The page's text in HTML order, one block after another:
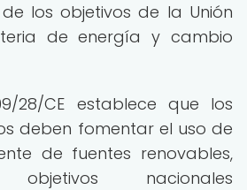
los objetivos de la Unión
de energía y cambio
28/CE establece que los
deben fomentar el uso de
de fuentes renovables,
objetivos nacionales